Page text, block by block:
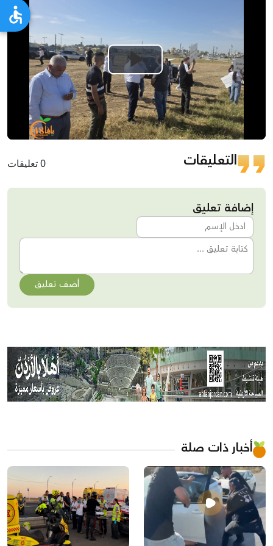
Play
Video
التعليقات 0 تعليقات
إضافة تعليق
أضف تعليق
أخبار ذات صلة